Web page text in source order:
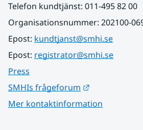
Telefon kundtjänst: 011-495 82 00
Organisationsnummer: 202100-
Epost: kundtjanst@smhi.se
Epost: registrator@smhi.se
Press
SMHIs frågeforum
Mer kontaktinformation